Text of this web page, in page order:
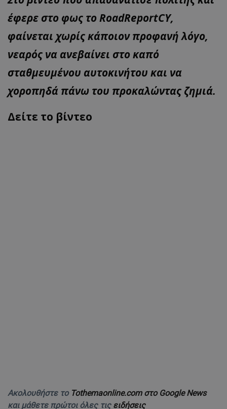
έφερε στο φως το RoadReportCY,
φαίνεται χωρίς κάποιον προφανή λόγο,
νεαρός να ανεβαίνει στο καπό
σταθμευμένου αυτοκινήτου και να
χοροπηδά πάνω του προκαλώντας ζημιά.
Δείτε το βίντεο
Ακολουθήστε το Tothemaonline.com στο Google News
και μάθετε πρώτοι όλες τις ειδήσεις